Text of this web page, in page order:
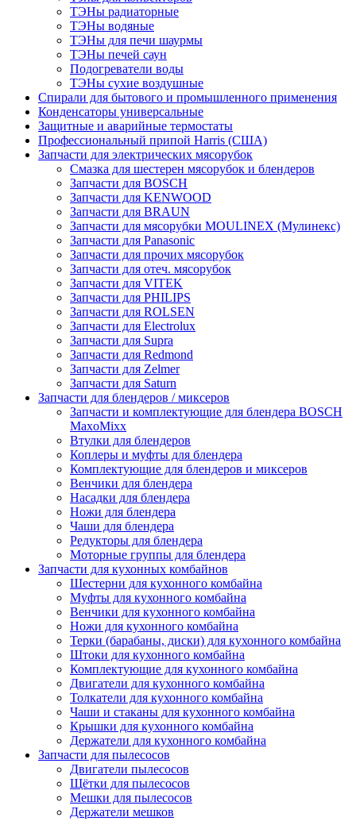
ТЭНы радиаторные
ТЭНы водяные
ТЭНы для печи шаурмы
ТЭНы печей саун
Подогреватели воды
ТЭНы сухие воздушные
Спирали для бытового и промышленного применения
Конденсаторы универсальные
Защитные и аварийные термостаты
Профессиональный припой Harris (США)
Запчасти для электрических мясорубок
Смазка для шестерен мясорубок и блендеров
Запчасти для BOSCH
Запчасти для KENWOOD
Запчасти для BRAUN
Запчасти для мясорубки MOULINEX (Мулинекс)
Запчасти для Panasonic
Запчасти для прочих мясорубок
Запчасти для отеч. мясорубок
Запчасти для VITEK
Запчасти для PHILIPS
Запчасти для ROLSEN
Запчасти для Electrolux
Запчасти для Supra
Запчасти для Redmond
Запчасти для Zelmer
Запчасти для Saturn
Запчасти для блендеров / миксеров
Запчасти и комплектующие для блендера BOSCH
MaxoMixx
Втулки для блендеров
Коплеры и муфты для блендера
Комплектующие для блендеров и миксеров
Венчики для блендера
Насадки для блендера
Ножи для блендера
Чаши для блендера
Редукторы для блендера
Моторные группы для блендера
Запчасти для кухонных комбайнов
Шестерни для кухонного комбайна
Муфты для кухонного комбайна
Венчики для кухонного комбайна
Ножи для кухонного комбайна
Терки (барабаны, диски) для кухонного комбайна
Штоки для кухонного комбайна
Комплектующие для кухонного комбайна
Двигатели для кухонного комбайна
Толкатели для кухонного комбайна
Чаши и стаканы для кухонного комбайна
Крышки для кухонного комбайна
Держатели для кухонного комбайна
Запчасти для пылесосов
Двигатели пылесосов
Щётки для пылесосов
Мешки для пылесосов
Держатели мешков